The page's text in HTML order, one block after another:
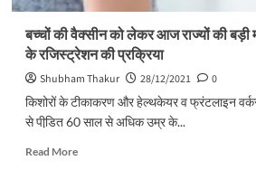
ज्‍यादा
नए
संक्रमित
देहरादून
में
मिले
बच्चों की वैक्सीन को लेकर आज राज्यों की बड़ी
के रजिस्ट्रेशन की प्रक्रिया
Shubham Thakur 28/12/2021
0
किशोरों के टीकाकरण और हेल्थकेयर व फ्रंटलाइन
से पीडि़त 60 साल से अधिक उम्र के...
Read MoreRead